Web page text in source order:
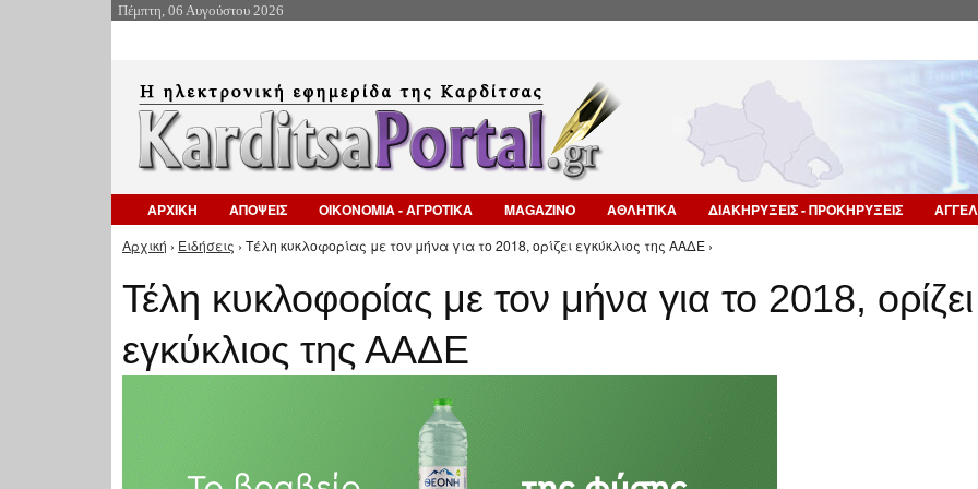
Πέμπτη, 06 Αυγούστου 2026
ΑΡΧΙΚΗ ΑΠΟΨΕΙΣ ΟΙΚΟΝΟΜΙΑ - ΑΓΡΟΤΙΚΑ MAGAZINO ΑΘΛΗΤΙΚΑ ΔΙΑΚΗΡΥΞΕΙΣ - ΠΡΟΚΗΡΥΞΕΙΣ
Είστε εδώ
Αρχική › Ειδήσεις › Τέλη κυκλοφορίας με τον μήνα για το 2018, ορίζει εγκύκλιος της ΑΑΔΕ ›
Τέλη κυκλοφορίας με τον μήνα για το 2018, ορίζει
εγκύκλιος της ΑΑΔΕ